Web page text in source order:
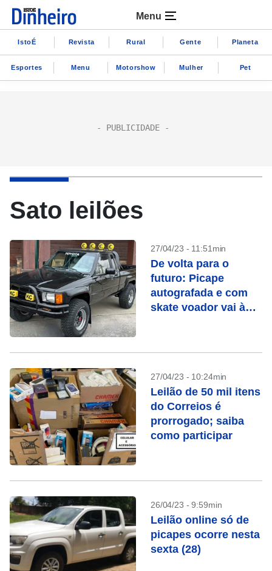
Menu
IstoÉ Revista Rural Gente Planeta
Esportes Menu Motorshow Mulher Pet
Sato leilões
27/04/23 - 11:51min
De volta para o
futuro: Picape
autografada e com
skate voador vai à
27/04/23 - 10:24min
Leilão de 50 mil itens
do Correios é
prorrogado; saiba
como participar
26/04/23 - 9:59min
Leilão online só de
picapes ocorre nesta
sexta (28)